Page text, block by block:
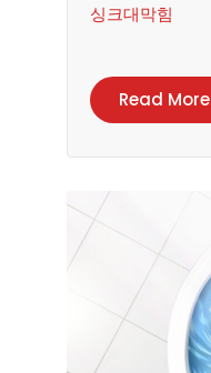
싱크대막힘
Read More